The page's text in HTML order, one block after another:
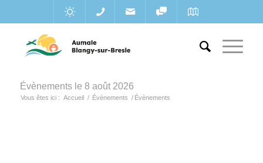
Évènements le 8 août 2026
Vous êtes ici : Accueil / Évènements / Évènements